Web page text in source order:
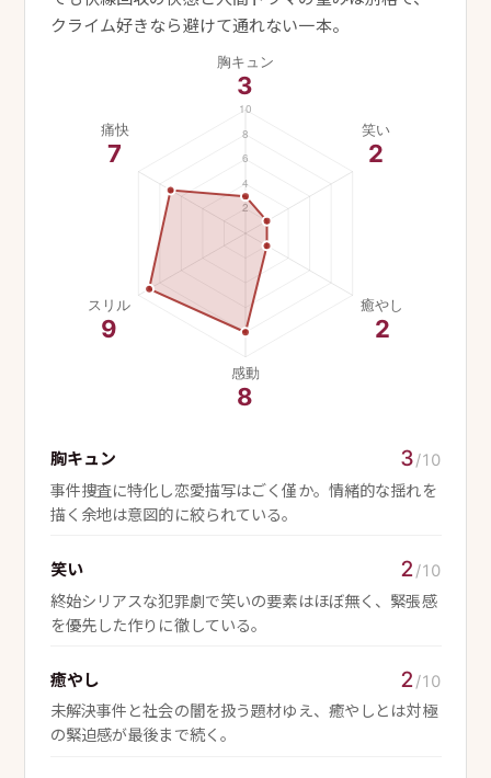
クライム好きなら避けて通れない一本。
胸キュン 3/10
事件捜査に特化し恋愛描写はごく僅か。情緒的な揺れを
描く余地は意図的に絞られている。
笑い 2/10
終始シリアスな犯罪劇で笑いの要素はほぼ無く、緊張感
を優先した作りに徹している。
癒やし 2/10
未解決事件と社会の闇を扱う題材ゆえ、癒やしとは対極
の緊迫感が最後まで続く。